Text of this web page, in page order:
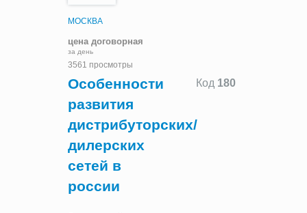
МОСКВА
цена договорная
за день
3561 просмотры
Код 180
Особенности
развития
дистрибуторских/
дилерских
сетей в
россии